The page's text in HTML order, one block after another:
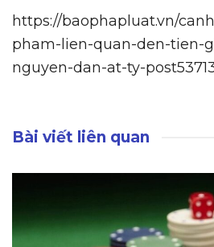
https://baophapluat.vn/
pham-lien-quan-den-tien-
nguyen-dan-at-ty-
Bài viết liên quan